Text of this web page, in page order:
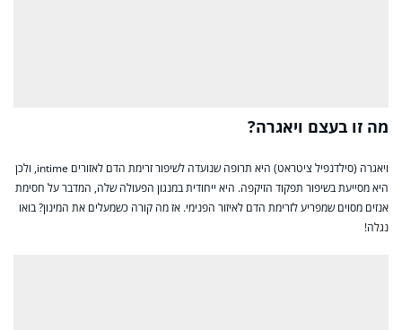
מה זו בעצם ויאגרה?
ויאגרה (סילדנפיל ציטראט) היא תרופה שנועדה לשיפור זרימת הדם לאזורים intime, ולכן
היא מסייעת בשיפור תפקוד הזיקפה. היא ייחודית במנגון הפעולה שלה, המדבר על חסימת
אנזים מסוים שמפריע לזרימת הדם לאיזור הפנימי. אז מה קורה כשמעלים את המינון? בואו
נגלה!